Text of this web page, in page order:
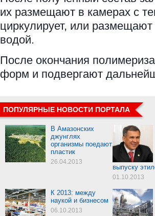
их размещают в камерах с
циркулирует, или
водой.
После окончания
форм и подвергают
ПОПУЛЯРНЫЕ НОВОСТИ ПОРТАЛА
В Амазонских
джунглях
организмы поедают
пластик
26.04.2013
выпуску
01.10.2013
К 2013: между
наукой и бизнесом
06.10.2013